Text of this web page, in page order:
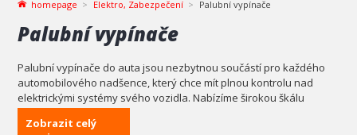
homepage Elektro, Zabezpečení Palubní vypínače
Palubní vypínače
Palubní vypínače do auta jsou nezbytnou součástí pro každého
automobilového nadšence, který chce mít plnou kontrolu nad
elektrickými systémy svého vozidla. Nabízíme širokou škálu
kvalitních palubních vypínačů, které jsou ideální pro různé
aplikace, jako je ovládání světel, ventilátorů, elektrických zařízení
Zobrazit celý